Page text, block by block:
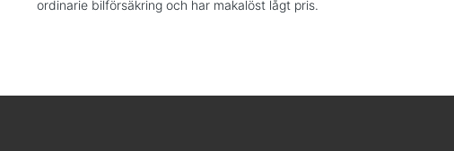
ordinarie bilförsäkring och har makalöst lågt pris.